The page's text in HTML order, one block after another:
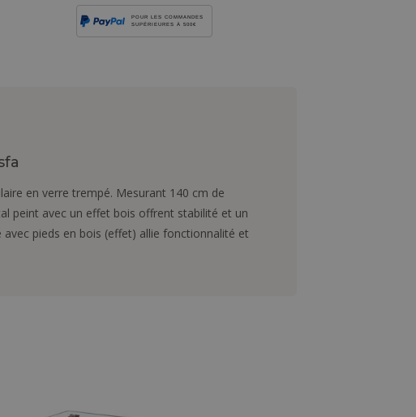
POUR LES COMMANDES
SUPÉRIEURES À 500€
en verre trempé. Mesurant 140 cm de
peint avec un effet bois offrent stabilité et un
pieds en bois (effet) allie fonctionnalité et